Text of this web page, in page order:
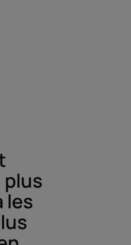
plus
les